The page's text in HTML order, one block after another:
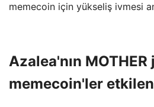
memecoin için yükseliş ivmesi
Azalea'nın
memecoin'ler